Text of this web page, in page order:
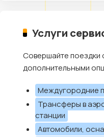
Услуги
Совершайте поездки
дополнительными
Междугородние
Трансферы в
станции
Автомобили,